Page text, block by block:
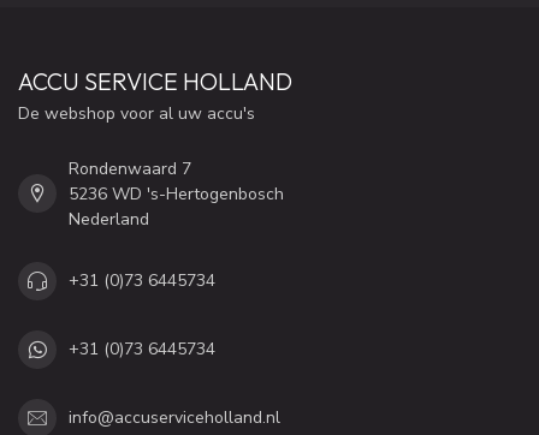
ACCU SERVICE HOLLAND
De webshop voor al uw accu's
Rondenwaard 7
5236 WD 's-Hertogenbosch
Nederland
+31 (0)73 6445734
+31 (0)73 6445734
info@accuserviceholland.nl